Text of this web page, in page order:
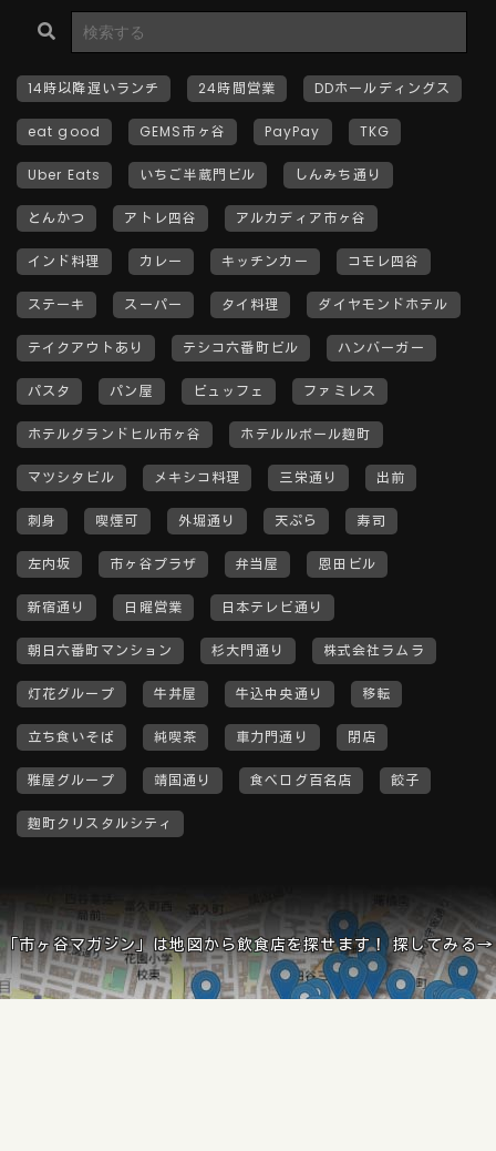
14時以降遅いランチ 24時間営業 DDホールディングス
eat good GEMS市ヶ谷 PayPay TKG
Uber Eats いちご半蔵門ビル しんみち通り
とんかつ アトレ四谷 アルカディア市ヶ谷
インド料理 カレー キッチンカー コモレ四谷
ステーキ スーパー タイ料理 ダイヤモンドホテル
テイクアウトあり テシコ六番町ビル ハンバーガー
パスタ パン屋 ビュッフェ ファミレス
ホテルグランドヒル市ヶ谷 ホテルルポール麹町
マツシタビル メキシコ料理 三栄通り 出前
刺身 喫煙可 外堀通り 天ぷら 寿司
左内坂 市ヶ谷プラザ 弁当屋 恩田ビル
新宿通り 日曜営業 日本テレビ通り
朝日六番町マンション 杉大門通り 株式会社ラムラ
灯花グループ 牛丼屋 牛込中央通り 移転
立ち食いそば 純喫茶 車力門通り 閉店
雅屋グループ 靖国通り 食べログ百名店 餃子
麹町クリスタルシティ
「市ヶ谷マガジン」は地図から飲食店を探せます！ 探してみる→